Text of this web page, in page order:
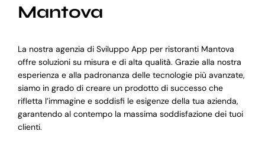
Mantova
La nostra agenzia di Sviluppo App per ristoranti Mantova
offre soluzioni su misura e di alta qualità. Grazie alla nostra
esperienza e alla padronanza delle tecnologie più avanzate,
siamo in grado di creare un prodotto di successo che
rifletta l’immagine e soddisfi le esigenze della tua azienda,
garantendo al contempo la massima soddisfazione dei tuoi
clienti.